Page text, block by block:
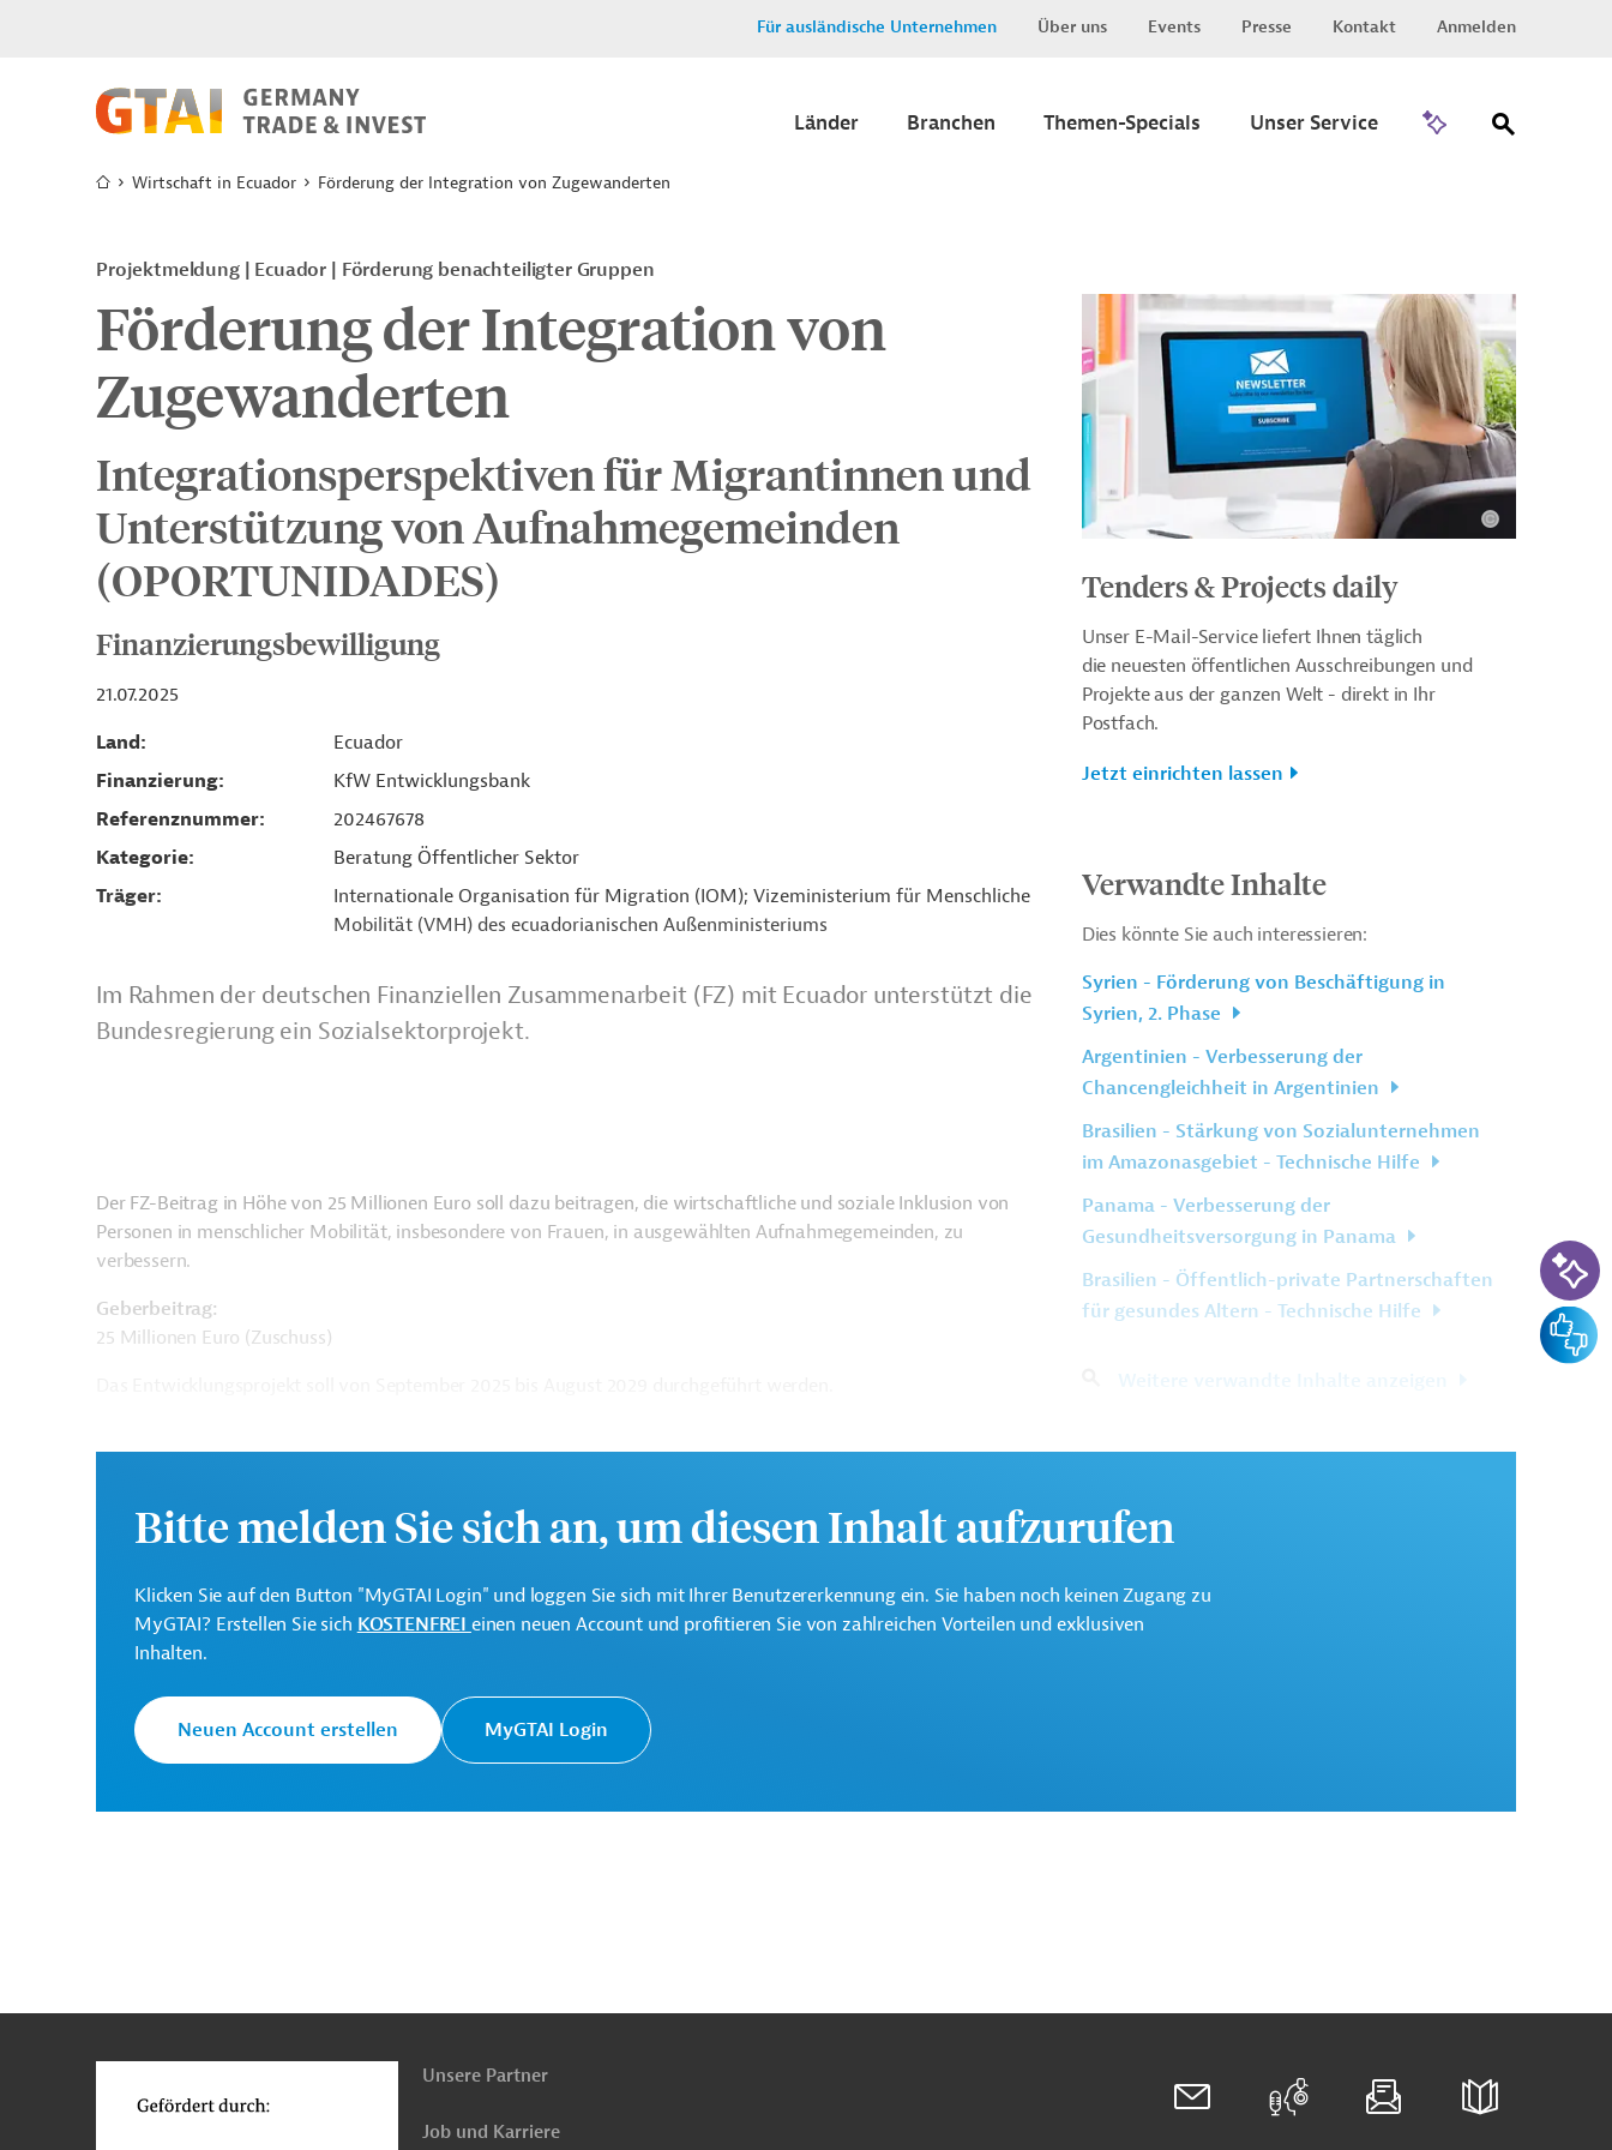
Für ausländische Unternehmen Über uns Events Presse Kontakt Anmelden
Länder Branchen Themen-Specials Unser Service
Wirtschaft in Ecuador Förderung der Integration von Zugewanderten
Projektmeldung Ecuador Förderung benachteiligter Gruppen
Förderung der Integration von
Zugewanderten
Integrationsperspektiven für Migrantinnen und
Unterstützung von Aufnahmegemeinden
(OPORTUNIDADES)
Finanzierungsbewilligung
21.07.2025
Land
Ecuador
Finanzierung
KfW Entwicklungsbank
Referenznummer
202467678
Kategorie
Beratung Öffentlicher Sektor
Träger
Internationale Organisation für Migration (IOM); Vizeministerium für Menschliche
Mobilität (VMH) des ecuadorianischen Außenministeriums
Im Rahmen der deutschen Finanziellen Zusammenarbeit (FZ) mit Ecuador unterstützt die
Bundesregierung ein Sozialsektorprojekt.
Der FZ-Beitrag in Höhe von 25 Millionen Euro soll dazu beitragen, die wirtschaftliche und soziale Inklusion von
Personen in menschlicher Mobilität, insbesondere von Frauen, in ausgewählten Aufnahmegemeinden, zu
verbessern.
Geberbeitrag:
25 Millionen Euro (Zuschuss)
Die KfW Entwicklungsbank setzt die Finanzielle Zusammenarbeit (FZ) Deutschlands im
Klima- und Umweltschutzprojekten sowie die Förderung einer nachhaltigen
Entwicklung.
Internationale
Außenministeriums
Tenders & Projects daily
Unser E-Mail-Service liefert Ihnen täglich
die neuesten öffentlichen Ausschreibungen und
Projekte aus der ganzen Welt - direkt in Ihr
Postfach.
Jetzt einrichten lassen
Verwandte Inhalte
Dies könnte Sie auch interessieren:
Syrien - Förderung von Beschäftigung in
Syrien, 2. Phase
Argentinien - Verbesserung der
Chancengleichheit in Argentinien
Brasilien - Stärkung von Sozialunternehmen
im Amazonasgebiet - Technische Hilfe
Panama - Verbesserung der
Gesundheitsversorgung in Panama
Brasilien - Öffentlich-private Partnerschaften
für gesundes Altern - Technische Hilfe
Bitte melden Sie sich an, um diesen Inhalt aufzurufen
Klicken Sie auf den Button "MyGTAI Login" und loggen Sie sich mit Ihrer Benutzererkennung ein. Sie haben noch keinen Zugang zu
MyGTAI? Erstellen Sie sich KOSTENFREI einen neuen Account und profitieren Sie von zahlreichen Vorteilen und exklusiven
Inhalten.
Neuen Account erstellen MyGTAI Login
oben
Unsere Partner
Job und Karriere
KI-